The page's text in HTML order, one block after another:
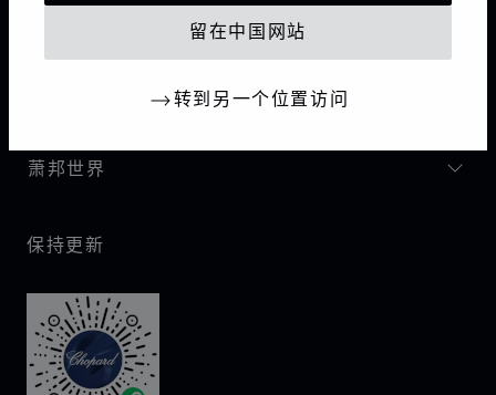
留在中国网站
转到另一个位置访问
萧邦世界
保持更新